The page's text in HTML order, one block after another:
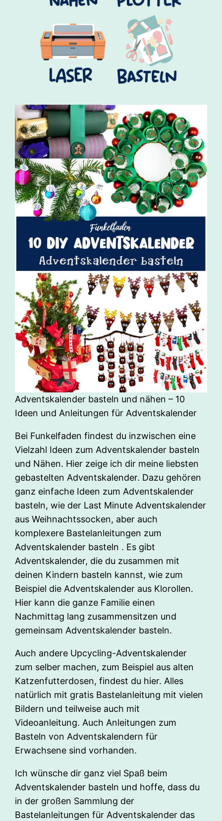
Adventskalender basteln und nähen – 10
Ideen und Anleitungen für Adventskalender
Bei Funkelfaden findest du inzwischen eine
Vielzahl Ideen zum Adventskalender basteln
und Nähen. Hier zeige ich dir meine liebsten
gebastelten Adventskalender. Dazu gehören
ganz einfache Ideen zum Adventskalender
basteln, wie der Last Minute Adventskalender
aus Weihnachtssocken, aber auch
komplexere Bastelanleitungen zum
Adventskalender basteln . Es gibt
Adventskalender, die du zusammen mit
deinen Kindern basteln kannst, wie zum
Beispiel die Adventskalender aus Klorollen.
Hier kann die ganze Familie einen
Nachmittag lang zusammensitzen und
gemeinsam Adventskalender basteln.
Auch andere Upcycling-Adventskalender
zum selber machen, zum Beispiel aus alten
Katzenfutterdosen, findest du hier. Alles
natürlich mit gratis Bastelanleitung mit vielen
Bildern und teilweise auch mit
Videoanleitung. Auch Anleitungen zum
Basteln von Adventskalendern für
Erwachsene sind vorhanden.
Ich wünsche dir ganz viel Spaß beim
Adventskalender basteln und hoffe, dass du
in der großen Sammlung der
Bastelanleitungen für Adventskalender das